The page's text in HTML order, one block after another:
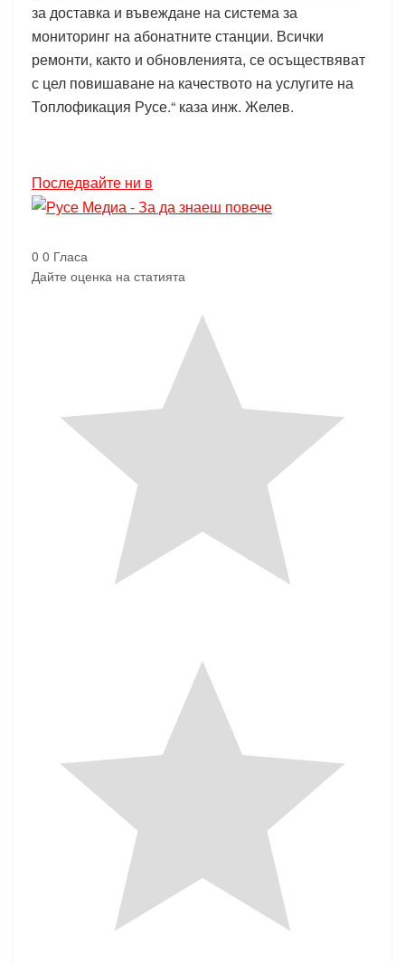
за доставка и въвеждане на система за
мониторинг на абонатните станции. Всички
ремонти, както и обновленията, се осъществяват
с цел повишаване на качеството на услугите на
Топлофикация Русе.“ каза инж. Желев.
Последвайте ни в
0 0 Гласа
Дайте оценка на статията